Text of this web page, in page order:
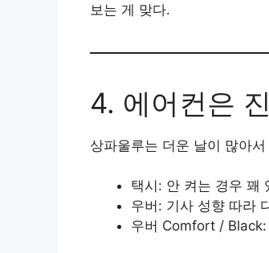
보는 게 맞다.
4. 에어컨은
상파울루는 더운 날이 많아
택시: 안 켜는 경우 꽤
우버: 기사 성향 따라
우버 Comfort /